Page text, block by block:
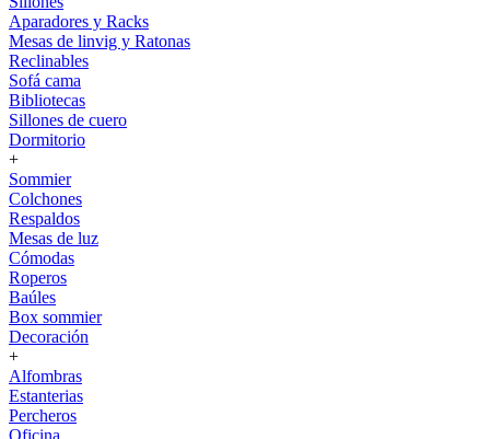
Aparadores y Racks
Mesas de linvig y Ratonas
Reclinables
Sofá cama
Bibliotecas
Sillones de cuero
Dormitorio
+
Sommier
Colchones
Respaldos
Mesas de luz
Cómodas
Roperos
Baúles
Box sommier
Decoración
+
Alfombras
Estanterias
Percheros
Oficina